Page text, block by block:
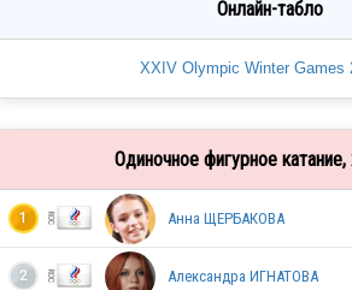
Онлайн-табло
XXIV Olympic Winter Games
Одиночное фигурное
1 Анна ЩЕРБАКОВА
2 Александра ИГНАТОВА